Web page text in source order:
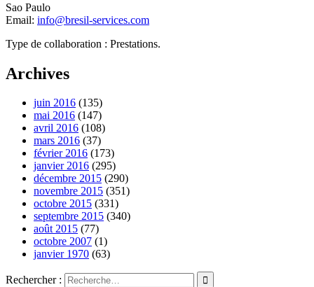
Sao Paulo
Email: info@bresil-services.com
Type de collaboration : Prestations.
Archives
juin 2016 (135)
mai 2016 (147)
avril 2016 (108)
mars 2016 (37)
février 2016 (173)
janvier 2016 (295)
décembre 2015 (290)
novembre 2015 (351)
octobre 2015 (331)
septembre 2015 (340)
août 2015 (77)
octobre 2007 (1)
janvier 1970 (63)
Rechercher :